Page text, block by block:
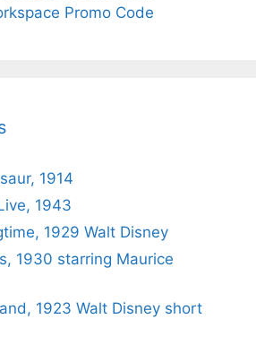
Promo Code
1914
1943
1929 Walt Disney
1930 starring Maurice
1923 Walt Disney short